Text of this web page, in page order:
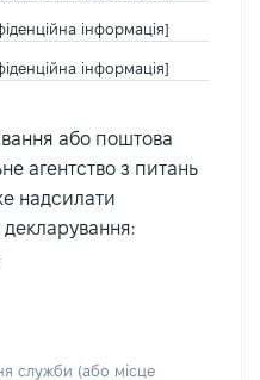
інформація]
інформація]
або поштова
агентство з питань
надсилати
служби (або місце